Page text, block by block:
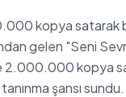
kopya satarak
gelen "Seni
2.000.000 kopya
şansı